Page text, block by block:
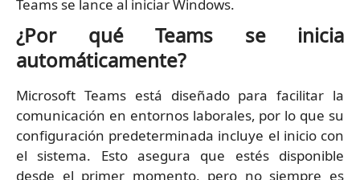
Teams se lance al iniciar Windows.
¿Por qué Teams se inicia
automáticamente?
Microsoft Teams está diseñado para facilitar la
comunicación en entornos laborales, por lo que su
configuración predeterminada incluye el inicio con
el sistema. Esto asegura que estés disponible
desde el primer momento, pero no siempre es